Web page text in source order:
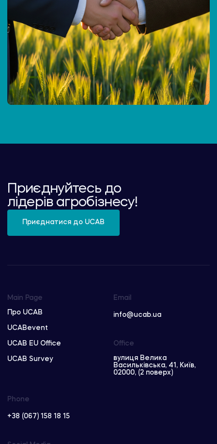
Приєднуйтесь до
лідерів агробізнесу!
Приєднатися до UCAB
Main Page
Про UCAB
UCABevent
UCAB EU Office
UCAB Survey
Email
info@ucab.ua
Phone
+38 (067) 158 18 15
Office
вулиця Велика
Васильківська, 41, Київ,
02000, (2 поверх)